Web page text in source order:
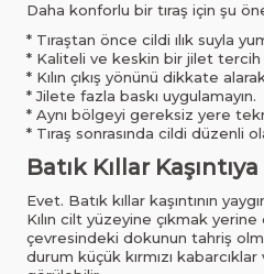
Daha konforlu bir tıraş için şu
* Tıraştan önce cildi ılık suyla
* Kaliteli ve keskin bir jilet tercih
* Kılın çıkış yönünü dikkate
* Jilete fazla baskı uygulamayın.
* Aynı bölgeyi gereksiz yere
* Tıraş sonrasında cildi düzenli
Batık Kıllar
Evet. Batık kıllar kaşıntının
Kılın cilt yüzeyine çıkmak
çevresindeki dokunun tahriş
durum küçük kırmızı